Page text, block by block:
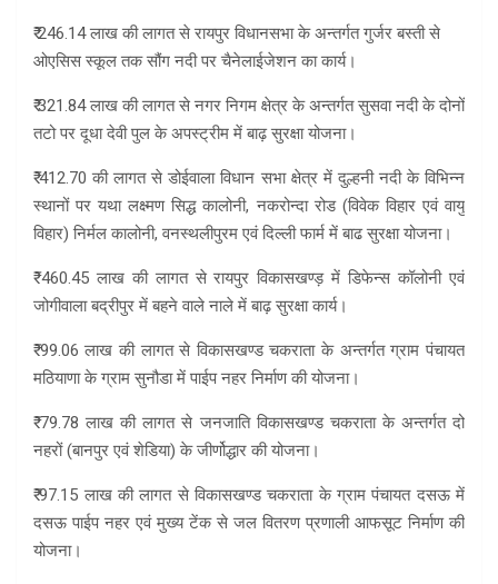
₹ 246.14 लाख की लागत से रायपुर विधानसभा के अन्तर्गत गुर्जर बस्ती से
ओएसिस स्कूल तक सौंग नदी पर चैनेलाईजेशन का कार्य।
₹ 321.84 लाख की लागत से नगर निगम क्षेत्र के अन्तर्गत सुसवा नदी के दोनों
तटो पर दूधा देवी पुल के अपस्ट्रीम में बाढ़ सुरक्षा योजना।
₹ 412.70 की लागत से डोईवाला विधान सभा क्षेत्र में दुल्हनी नदी के विभिन्न
स्थानों पर यथा लक्ष्मण सिद्ध कालोनी, नकरोन्दा रोड (विवेक विहार एवं वायु
विहार) निर्मल कालोनी, वनस्थलीपुरम एवं दिल्ली फार्म में बाढ सुरक्षा योजना।
₹ 460.45 लाख की लागत से रायपुर विकासखण्ड़ में डिफेन्स कॉलोनी एवं
जोगीवाला बद्रीपुर में बहने वाले नाले में बाढ़ सुरक्षा कार्य।
₹ 99.06 लाख की लागत से विकासखण्ड चकराता के अन्तर्गत ग्राम पंचायत
मठियाणा के ग्राम सुनौडा में पाईप नहर निर्माण की योजना।
₹ 79.78 लाख की लागत से जनजाति विकासखण्ड चकराता के अन्तर्गत दो
नहरों (बानपुर एवं शेडिया) के जीर्णोद्धार की योजना।
₹ 97.15 लाख की लागत से विकासखण्ड चकराता के ग्राम पंचायत दसऊ में
दसऊ पाईप नहर एवं मुख्य टेंक से जल वितरण प्रणाली आफसूट निर्माण की
योजना।